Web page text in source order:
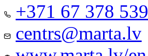
+371 67 378 539
centrs@marta.lv